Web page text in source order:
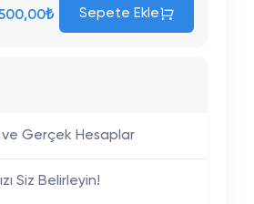
Sepete Ekle
ve Gerçek Hesaplar
Siz Belirleyin!